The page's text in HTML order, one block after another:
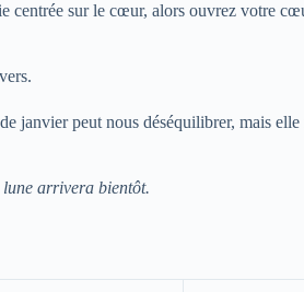
centrée sur le cœur, alors ouvrez votre
janvier peut nous déséquilibrer, mais
lune arrivera bientôt.